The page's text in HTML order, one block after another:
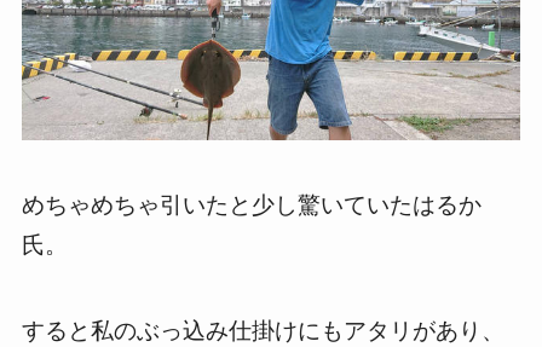
めちゃめちゃ引いたと少し驚いていたはるか
氏。
すると私のぶっ込み仕掛けにもアタリがあり、